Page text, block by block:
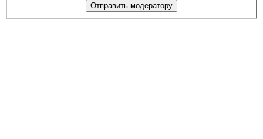
Отправить модератору